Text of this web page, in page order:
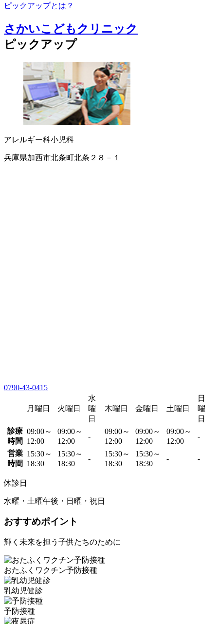
ピックアップとは？
さかいこどもクリニック
ピックアップ
アレルギー科小児科
兵庫県加西市北条町北条２８－１
0790-43-0415
月曜日 火曜日
水
曜
日
木曜日 金曜日 土曜日
日
曜
日
診療
時間
09:00～
12:00
09:00～
12:00
-
09:00～
12:00
09:00～
12:00
09:00～
12:00
-
営業
時間
15:30～
18:30
15:30～
18:30
-
15:30～
18:30
15:30～
18:30
- -
休診日
水曜・土曜午後・日曜・祝日
おすすめポイント
輝く未来を担う子供たちのために
おたふくワクチン予防接種
乳幼児健診
予防接種